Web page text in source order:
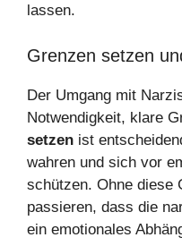
lassen.
Grenzen setzen
Der Umgang mit
Notwendigkeit, klare
setzen ist
wahren und sich vor
schützen. Ohne diese
passieren, dass die
ein emotionales